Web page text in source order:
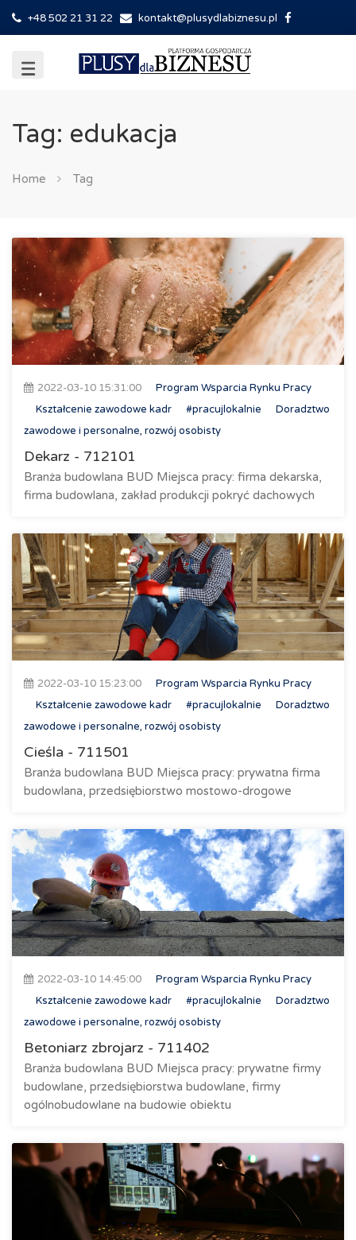
+48 502 21 31 22 kontakt@plusydlabiznesu.pl
Tag: edukacja
Home Tag
2022-03-10 15:31:00
Program Wsparcia Rynku Pracy
Kształcenie zawodowe kadr
#pracujlokalnie
Doradztwo
zawodowe i personalne, rozwój osobisty
Dekarz - 712101
Branża budowlana BUD Miejsca pracy: firma dekarska,
firma budowlana, zakład produkcji pokryć dachowych
2022-03-10 15:23:00
Program Wsparcia Rynku Pracy
Kształcenie zawodowe kadr
#pracujlokalnie
Doradztwo
zawodowe i personalne, rozwój osobisty
Cieśla - 711501
Branża budowlana BUD Miejsca pracy: prywatna firma
budowlana, przedsiębiorstwo mostowo-drogowe
2022-03-10 14:45:00
Program Wsparcia Rynku Pracy
Kształcenie zawodowe kadr
#pracujlokalnie
Doradztwo
zawodowe i personalne, rozwój osobisty
Betoniarz zbrojarz - 711402
Branża budowlana BUD Miejsca pracy: prywatne firmy
budowlane, przedsiębiorstwa budowlane, firmy
ogólnobudowlane na budowie obiektu